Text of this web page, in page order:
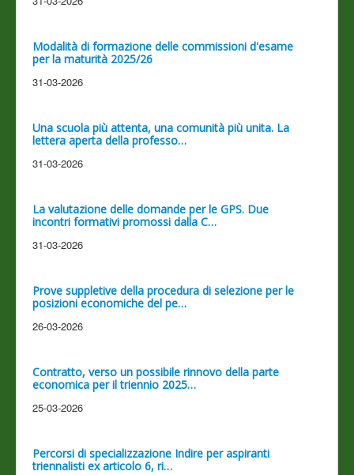
Modalità di formazione delle commissioni d'esame
per la maturità 2025/26
31-03-2026
Una scuola più attenta, una comunità più unita. La
lettera aperta della professo…
31-03-2026
La valutazione delle domande per le GPS. Due
incontri formativi promossi dalla C…
31-03-2026
Prove suppletive della procedura di selezione per le
posizioni economiche del pe…
26-03-2026
Contratto, verso un possibile rinnovo della parte
economica per il triennio 2025…
25-03-2026
Percorsi di specializzazione Indire per aspiranti
triennalisti ex articolo 6, ri…